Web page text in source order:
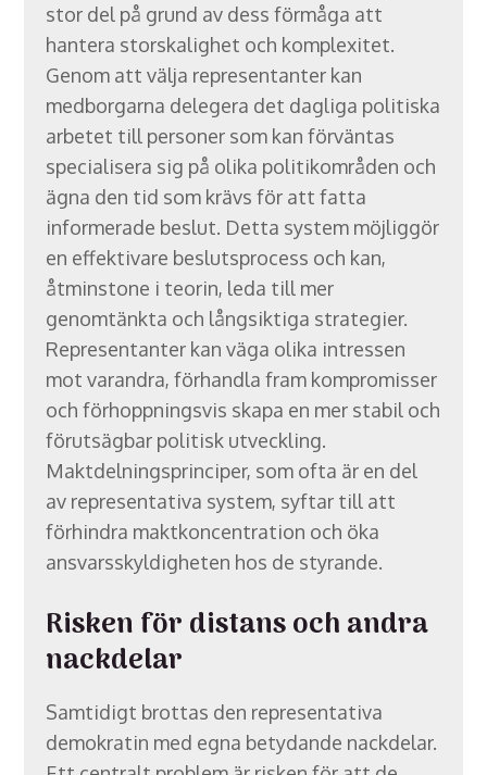
stor del på grund av dess förmåga att
hantera storskalighet och komplexitet.
Genom att välja representanter kan
medborgarna delegera det dagliga politiska
arbetet till personer som kan förväntas
specialisera sig på olika politikområden och
ägna den tid som krävs för att fatta
informerade beslut. Detta system möjliggör
en effektivare beslutsprocess och kan,
åtminstone i teorin, leda till mer
genomtänkta och långsiktiga strategier.
Representanter kan väga olika intressen
mot varandra, förhandla fram kompromisser
och förhoppningsvis skapa en mer stabil och
förutsägbar politisk utveckling.
Maktdelningsprinciper, som ofta är en del
av representativa system, syftar till att
förhindra maktkoncentration och öka
ansvarsskyldigheten hos de styrande.
Risken för distans och andra
nackdelar
Samtidigt brottas den representativa
demokratin med egna betydande nackdelar.